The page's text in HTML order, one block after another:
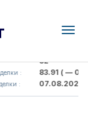
sug'urta
82
: 83.91( — 0.0 )
: 07.08.2026